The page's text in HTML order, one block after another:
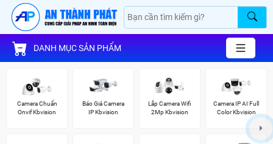
DANH MỤC SẢN PHẨM
Camera Chuẩn
Onvif Kbvision
Báo Giá Camera
IP Kbvision
Lắp Camera Wifi
2Mp Kbvision
Camera IP AI Full
Color Kbvision